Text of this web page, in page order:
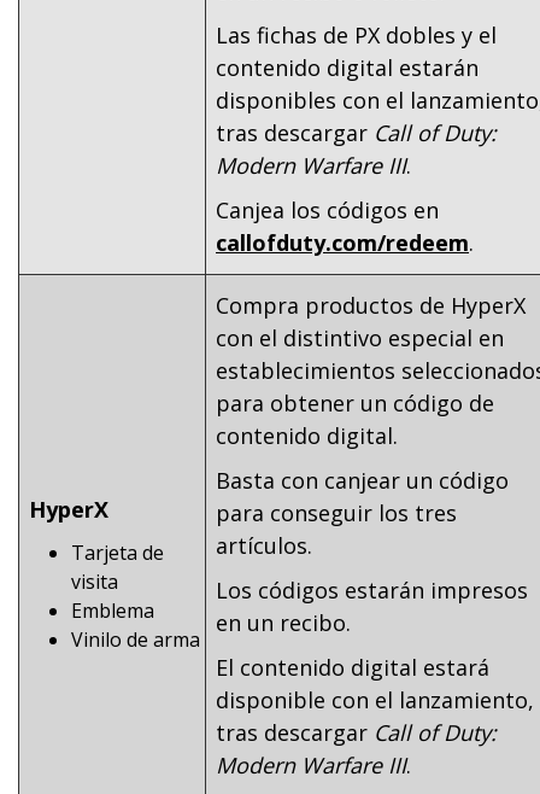
Las fichas de PX dobles y el
contenido digital estarán
disponibles con el
tras descargar Call of Duty:
Modern Warfare III.
Canjea los códigos en
callofduty.com/redeem.
HyperX
Tarjeta de
visita
Emblema
Vinilo de arma
Compra productos de HyperX
con el distintivo especial en
establecimientos
para obtener un código de
contenido digital.
Basta con canjear un código
para conseguir los tres
artículos.
Los códigos estarán impresos
en un recibo.
El contenido digital estará
disponible con el lanzamiento,
tras descargar Call of Duty:
Modern Warfare III.